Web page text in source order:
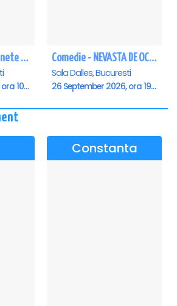
Tinerete fara batranete si viata fara de moarte
26 September 2026, ora 10:30
Comedie - NEVASTA DE OCAZIE !!!
Sala Dalles, Bucuresti
26 September 2026, ora 19:00
Constanta